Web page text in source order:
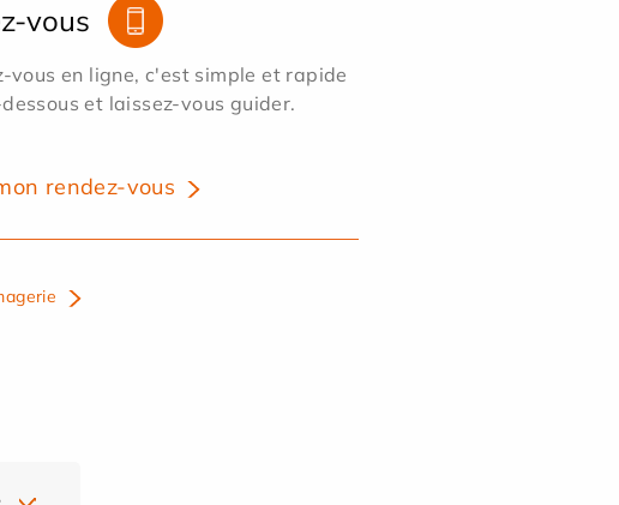
vous
vous en ligne, c'est simple et rapide
et laissez-vous guider.
rendez-vous